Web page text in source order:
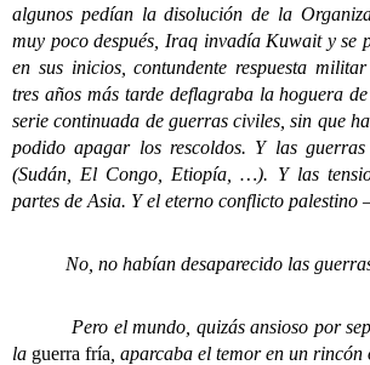
algunos pedían la disolución de la
muy poco después, Iraq invadía Kuwait y se
en sus inicios, contundente respuesta
tres años más tarde deflagraba la hoguera
serie continuada de guerras civiles, sin que
podido apagar los rescoldos. Y las
(Sudán, El Congo, Etiopía, …). Y las
partes de Asia. Y el eterno conflicto palestino
No, no habían desaparecido las
Pero el mundo, quizás ansioso por
la guerra fría , aparcaba el temor en un